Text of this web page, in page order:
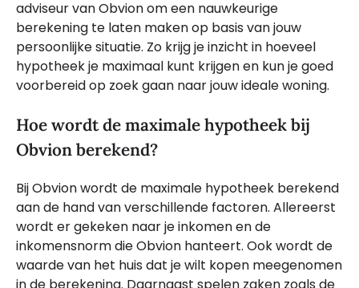
adviseur van Obvion om een nauwkeurige
berekening te laten maken op basis van jouw
persoonlijke situatie. Zo krijg je inzicht in hoeveel
hypotheek je maximaal kunt krijgen en kun je goed
voorbereid op zoek gaan naar jouw ideale woning.
Hoe wordt de maximale hypotheek bij
Obvion berekend?
Bij Obvion wordt de maximale hypotheek berekend
aan de hand van verschillende factoren. Allereerst
wordt er gekeken naar je inkomen en de
inkomensnorm die Obvion hanteert. Ook wordt de
waarde van het huis dat je wilt kopen meegenomen
in de berekening. Daarnaast spelen zaken zoals de